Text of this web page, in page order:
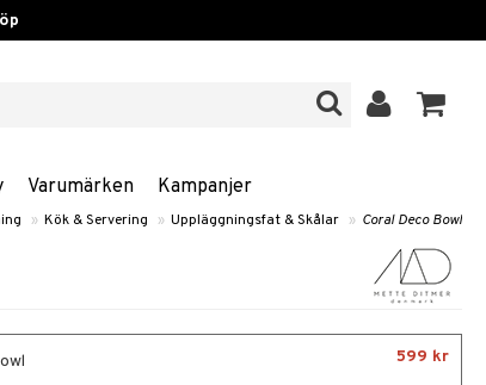
Varumärken Kampanjer
» Kök & Servering » Uppläggningsfat & Skålar » Coral Deco Bowl
599 kr